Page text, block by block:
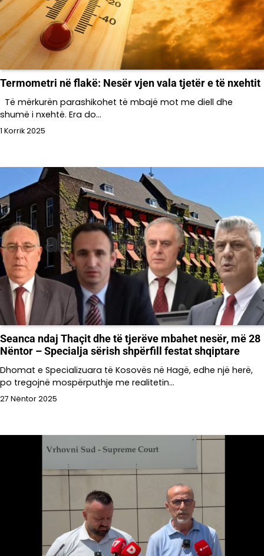
Termometri në flakë: Nesër vjen vala tjetër e të nxehtit
Të mërkurën parashikohet të mbajë mot me diell dhe
shumë i nxehtë. Era do…
1 Korrik 2025
Seanca ndaj Thaçit dhe të tjerëve mbahet nesër, më 28
Nëntor – Specialja sërish shpërfill festat shqiptare
Dhomat e Specializuara të Kosovës në Hagë, edhe një herë,
po tregojnë mospërputhje me realitetin…
27 Nëntor 2025